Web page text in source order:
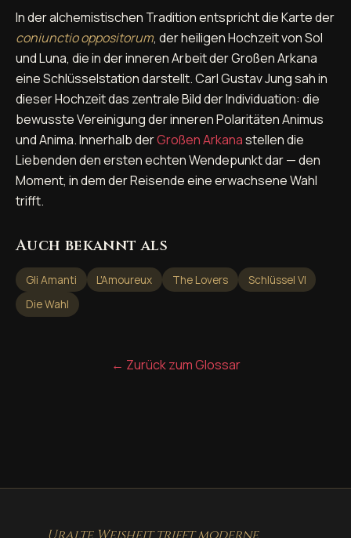
In der alchemistischen Tradition entspricht die Karte der
coniunctio oppositorum, der heiligen Hochzeit von Sol
und Luna, die in der inneren Arbeit der Großen Arkana
eine Schlüsselstation darstellt. Carl Gustav Jung sah in
dieser Hochzeit das zentrale Bild der Individuation: die
bewusste Vereinigung der inneren Polaritäten Animus
und Anima. Innerhalb derGroßen Arkanastellen die
Liebenden den ersten echten Wendepunkt dar — den
Moment, in dem der Reisende eine erwachsene Wahl
trifft.
Auch bekannt als
Gli Amanti L'Amoureux The Lovers
Schlüssel VI
Die Wahl
← Zurück zum Glossar